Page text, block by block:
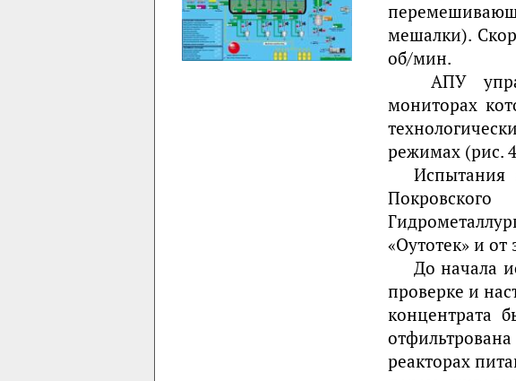
мешалки).
об/мин.
АПУ
мониторах
режимах (рис.
Испытания
«Оутотек» и от
До начала
проверке и
концентрата
реакторах